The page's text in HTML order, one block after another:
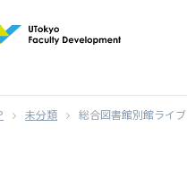
未分類 総合図書館別館ライ